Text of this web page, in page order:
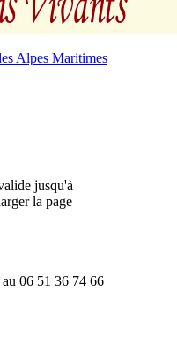
Alpes Maritimes
jusqu'à
la page
06 51 36 74 66